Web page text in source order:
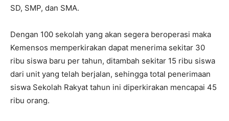
SD, SMP, dan SMA.
Dengan 100 sekolah yang akan segera beroperasi maka
Kemensos memperkirakan dapat menerima sekitar 30
ribu siswa baru per tahun, ditambah sekitar 15 ribu siswa
dari unit yang telah berjalan, sehingga total penerimaan
siswa Sekolah Rakyat tahun ini diperkirakan mencapai 45
ribu orang.